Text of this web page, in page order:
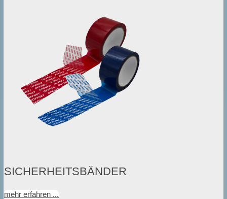
SICHERHEITSBÄNDER
mehr erfahren ...